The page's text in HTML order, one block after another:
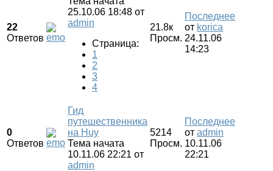
22
Ответов
25.10.06 18:48 от
admin
Страница:
1
2
3
4
21.8к
Просм.
Последнее
от korica
24.11.06
14:23
0
Ответов
Гид
путешественника
на Huy
Тема начата
10.11.06 22:21 от
admin
5214
Просм.
Последнее
от admin
10.11.06
22:21